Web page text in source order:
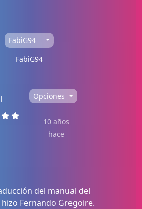
FabiG94
FabiG94
Opciones
10 años
hace
del manual del
Fernando Gregoire.